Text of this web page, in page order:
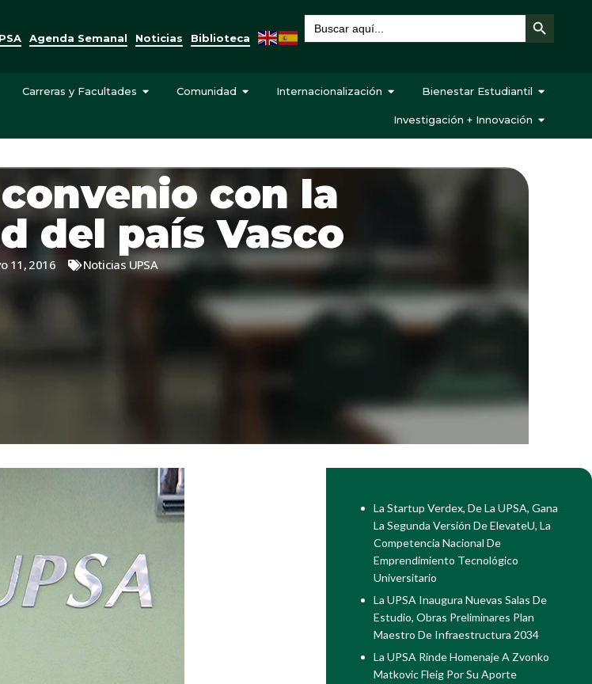
Agenda Semanal Noticias Biblioteca
Buscar: Botón de búsqueda
Carreras y Facultades Comunidad Internacionalización Bienestar Estudiantil
Investigación + Innovación
con la
del país Vasco
11, 2016 Noticias UPSA
La Startup Verdex, De La UPSA, Gana
La Segunda Versión De ElevateU, La
Competencia Nacional De
Emprendimiento Tecnológico
Universitario
La UPSA Inaugura Nuevas Salas De
Estudio, Obras Preliminares Plan
Maestro De Infraestructura 2034
La UPSA Rinde Homenaje A Zvonko
Matkovic Fleig Por Su Aporte